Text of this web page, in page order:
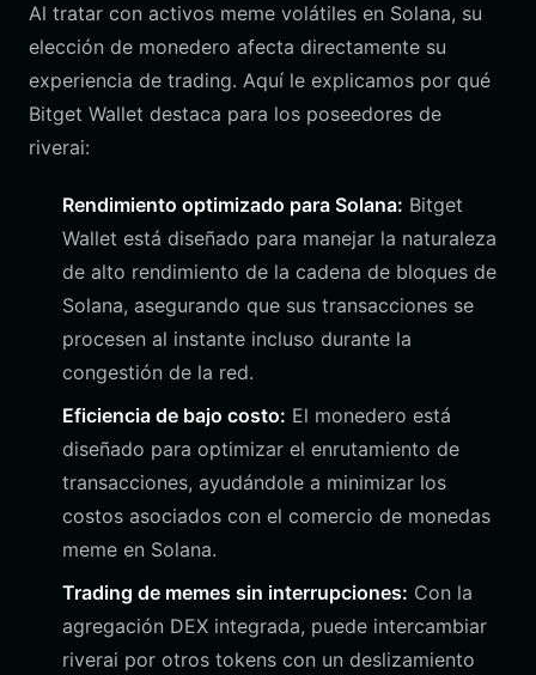
Al tratar con activos meme volátiles en Solana, su
elección de monedero afecta directamente su
experiencia de trading. Aquí le explicamos por qué
Bitget Wallet destaca para los poseedores de
riverai:
Rendimiento optimizado para Solana: Bitget
Wallet está diseñado para manejar la naturaleza
de alto rendimiento de la cadena de bloques de
Solana, asegurando que sus transacciones se
procesen al instante incluso durante la
congestión de la red.
Eficiencia de bajo costo: El monedero está
diseñado para optimizar el enrutamiento de
transacciones, ayudándole a minimizar los
costos asociados con el comercio de monedas
meme en Solana.
Trading de memes sin interrupciones: Con la
agregación DEX integrada, puede intercambiar
riverai por otros tokens con un deslizamiento